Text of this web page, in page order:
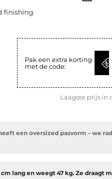
finishing
Pak een extra korting
met de code:
Laagste prijs in
een oversized pasvorm – we
cm lang en weegt 47 kg. Ze draagt